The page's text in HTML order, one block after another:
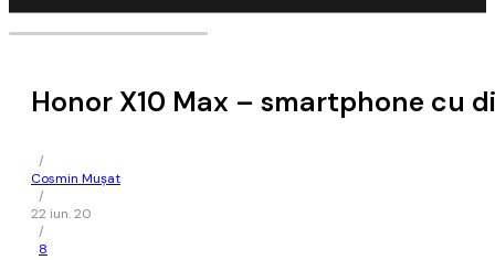
Honor X10 Max – smartphone cu
/
Cosmin Mușat
/
22 iun. 20
/
8